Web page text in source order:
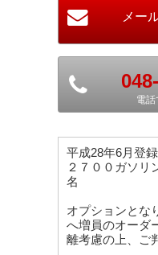
電話
平成28年6月登
２７００ガソ
名
オプションとな
へ増員のオーダ
離考慮の上、ご